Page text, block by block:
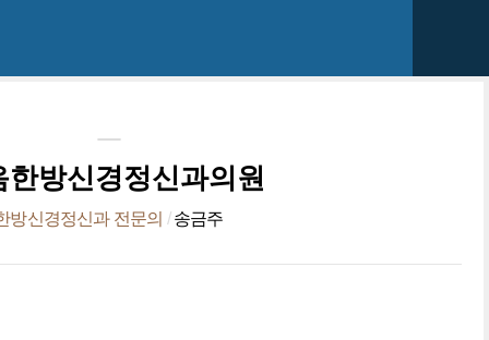
한방신경정신과의원
방신경정신과 전문의 / 송금주